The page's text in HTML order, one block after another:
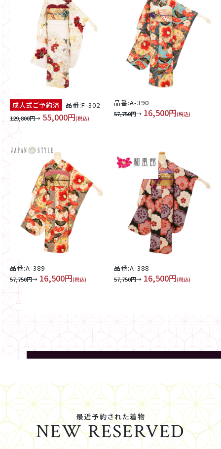
成人式ご予約済 品番:F-302
129,800円→ 55,000円(税込)
品番:A-390
57,750円→ 16,500円(税込)
品番:A-389
57,750円→ 16,500円(税込)
品番:A-388
57,750円→ 16,500円(税込)
最近予約された着物
NEW RESERVED